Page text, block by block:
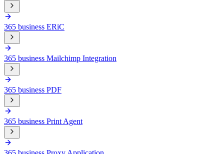
365 business ERiC
365 business Mailchimp Integration
365 business PDF
365 business Print Agent